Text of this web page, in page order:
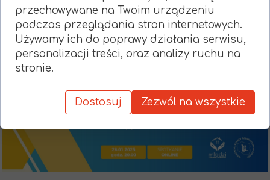
Zapraszamy!
przechowywane na Twoim urządzeniu
podczas przeglądania stron internetowych.
Używamy ich do poprawy działania serwisu,
personalizacji treści, oraz analizy ruchu na
stronie.
Dostosuj Zezwól na wszystkie